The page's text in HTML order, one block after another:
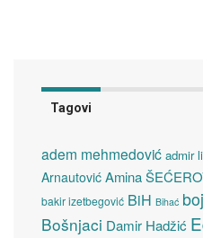
Tagovi
adem mehmedović admir
Arnautović Amina
bakir izetbegović BiH Bihać
Bošnjaci Damir Hadžić